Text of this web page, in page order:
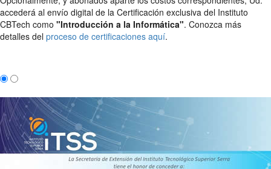
accederá al envío digital de la Certificación exclusiva del Instituto
CBTech como "Introducción a la Informática". Conozca más
detalles del proceso de certificaciones aquí.